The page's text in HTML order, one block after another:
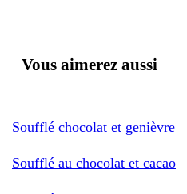
Vous aimerez aussi
Soufflé chocolat et genièvre
Soufflé au chocolat et cacao